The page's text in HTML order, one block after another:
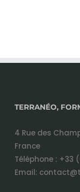
TERRANÉO,
4 Rue des
France
Téléphone : +33
Email: